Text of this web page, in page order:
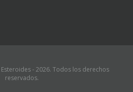
- 2026. Todos los derechos
reservados.